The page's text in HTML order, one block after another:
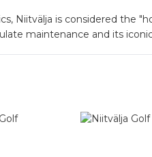
Niitvälja is considered the
maintenance and its